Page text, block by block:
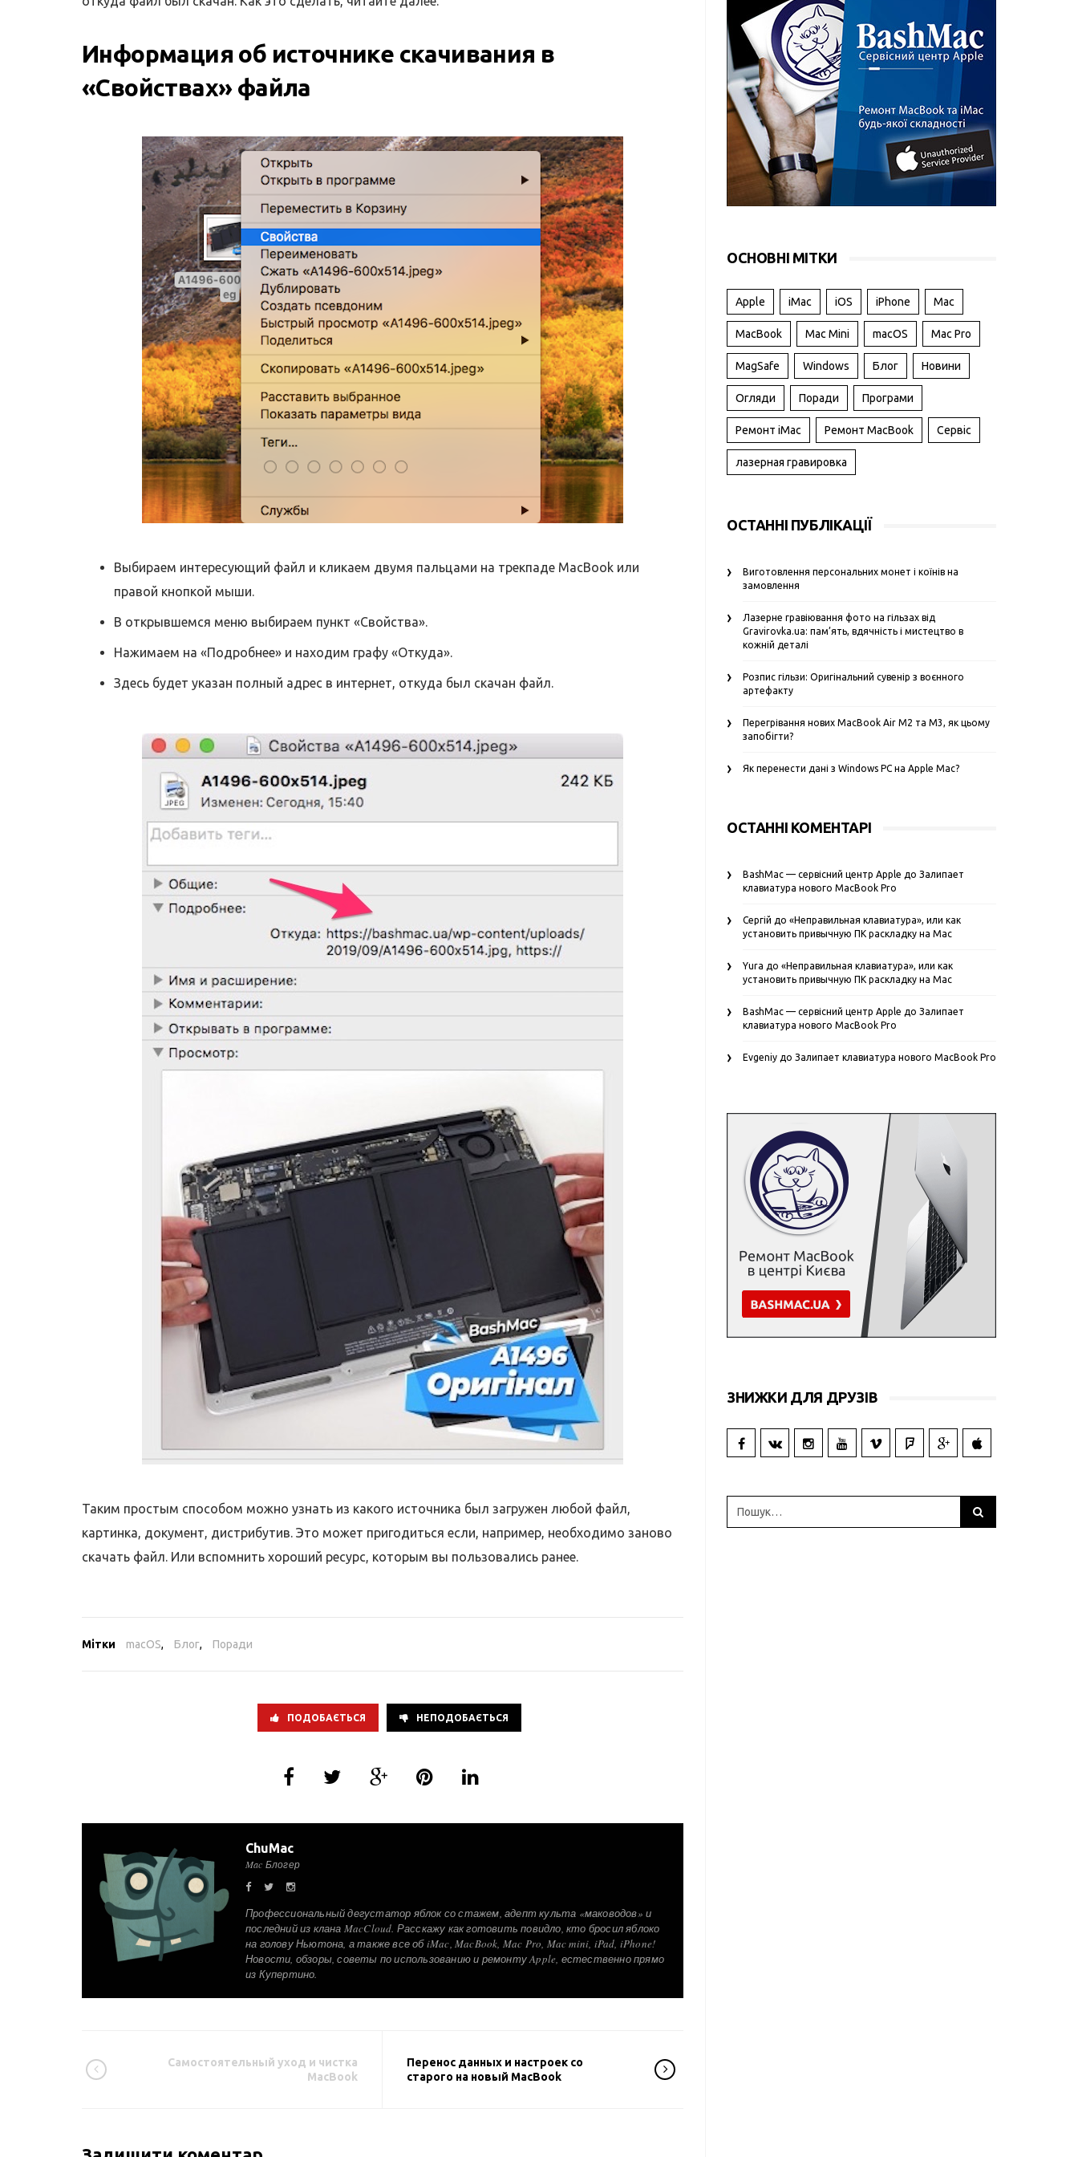
Информация об источнике скачивания в
«Свойствах» файла
Выбираем интересующий файл и кликаем двумя пальцами на трекпаде MacBook или
правой кнопкой мыши.
В открывшемся меню выбираем пункт «Свойства».
Нажимаем на «Подробнее» и находим графу «Откуда».
Здесь будет указан полный адрес в интернет, откуда был скачан файл.
Таким простым способом можно узнать из какого источника был загружен любой файл,
картинка, документ, дистрибутив. Это может пригодиться если, например, необходимо заново
скачать файл. Или вспомнить хороший ресурс, которым вы пользовались ранее.
Мітки macOS, Блог, Поради
ПОДОБАЄТЬСЯ НЕПОДОБАЄТЬСЯ
ChuMac
Mac Блогер
Профессиональный дегустатор яблок со стажем, адепт культа «маководов» и
последний из клана MacCloud. Расскажу как готовить повидло, кто бросил яблоко
на голову Ньютона, а также все об iMac, MacBook, Mac Pro, Mac mini, iPad, iPhone!
Новости, обзоры, советы по использованию и ремонту Apple, естественно прямо
из Купертино.
Самостоятельный уход и чистка
MacBook
Перенос данных и настроек со
старого на новый MacBook
ОСНОВНІ МІТКИ
Apple iMac iOS iPhone Mac
MacBook Mac Mini macOS Mac Pro
MagSafe Windows Блог Новини
Огляди Поради Програми
Ремонт iMac Ремонт MacBook Сервіс
лазерная гравировка
ОСТАННІ ПУБЛІКАЦІЇ
Виготовлення персональних монет і коїнів на
замовлення
Лазерне гравіювання фото на гільзах від
Gravirovka.ua: пам’ять, вдячність і мистецтво в
кожній деталі
Розпис гільзи: Оригінальний сувенір з воєнного
артефакту
Перегрівання нових MacBook Air M2 та M3, як цьому
запобігти?
Як перенести дані з Windows PC на Apple Mac?
ОСТАННІ КОМЕНТАРІ
BashMac — сервісний центр Apple до Залипает
клавиатура нового MacBook Pro
Сергій до «Неправильная клавиатура», или как
установить привычную ПК раскладку на Mac
Yura до «Неправильная клавиатура», или как
установить привычную ПК раскладку на Mac
BashMac — сервісний центр Apple до Залипает
клавиатура нового MacBook Pro
Evgeniy до Залипает клавиатура нового MacBook Pro
ЗНИЖКИ ДЛЯ ДРУЗІВ